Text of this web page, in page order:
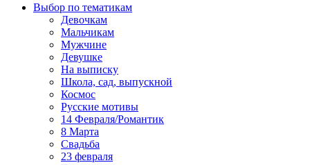
Выбор по тематикам
Девочкам
Мальчикам
Мужчине
Девушке
На выписку
Школа, сад, выпускной
Космос
Русские мотивы
14 Февраля/Романтик
8 Марта
Свадьба
23 февраля